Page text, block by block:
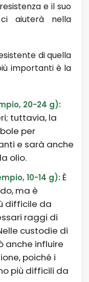
e il suo
aiuterà nella
di quella
importanti è la
20-24 g):
tuttavia, la
per
e sarà anche
olio.
10-14 g): È
ma è
difficile da
raggi di
custodie di
anche influire
poiché i
più difficili da